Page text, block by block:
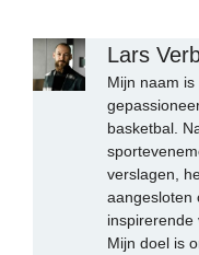
Lars
Mijn naam
basketbal.
verslagen,
aangesloten
inspirerende
Mijn doel is